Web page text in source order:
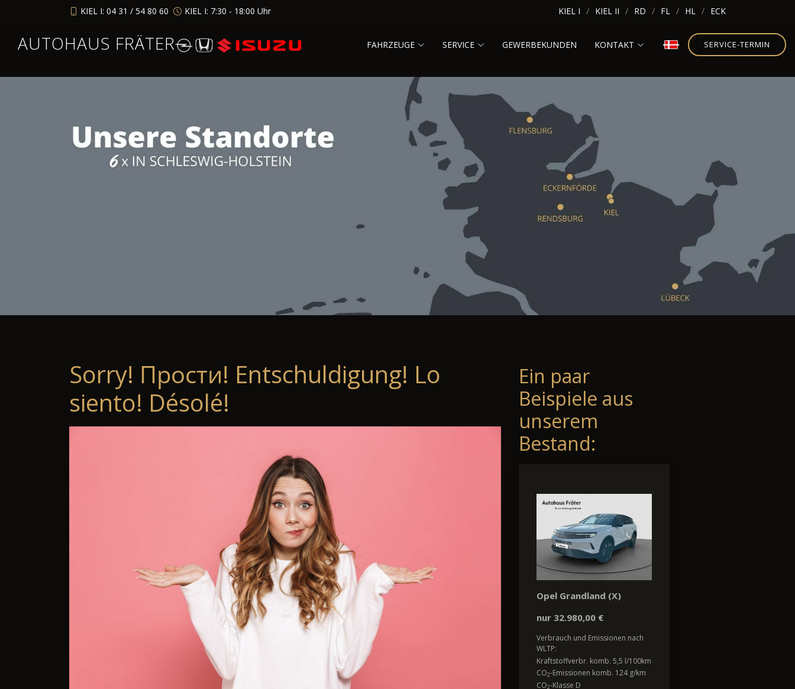
KIEL I: 04 31 / 54 80 60 KIEL I: 7:30 - 18:00 Uhr KIEL I KIEL II RD FL HL ECK
AUTOHAUS FRÄTER FAHRZEUGE SERVICE GEWERBEKUNDEN KONTAKT SERVICE-TERMIN
Sorry! Прости! Entschuldigung! Lo
siento! Désolé!
Ein paar
Beispiele aus
unserem
Bestand:
Opel Grandland (X)
nur 32.980,00 €
Verbrauch und Emissionen nach
WLTP:
Kraftstoffverbr. komb. 5,5 l/100km
CO2-Emissionen komb. 124 g/km
CO2-Klasse D